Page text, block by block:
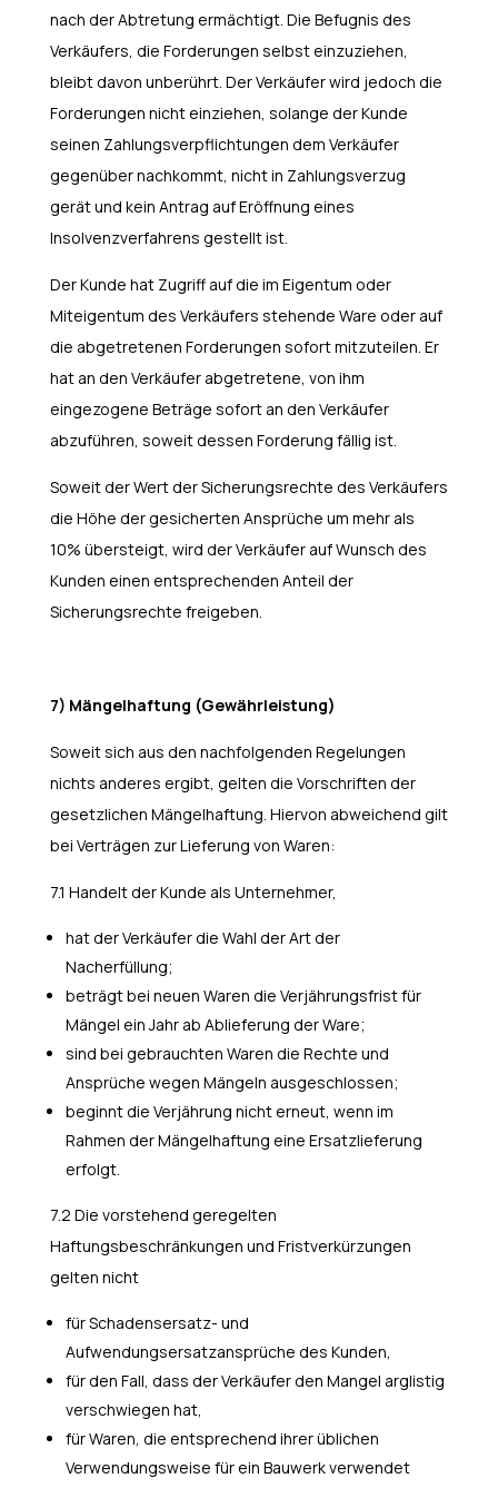
nach der Abtretung ermächtigt. Die Befugnis des
Verkäufers, die Forderungen selbst einzuziehen,
bleibt davon unberührt. Der Verkäufer wird jedoch die
Forderungen nicht einziehen, solange der Kunde
seinen Zahlungsverpflichtungen dem Verkäufer
gegenüber nachkommt, nicht in Zahlungsverzug
gerät und kein Antrag auf Eröffnung eines
Insolvenzverfahrens gestellt ist.
Der Kunde hat Zugriff auf die im Eigentum oder
Miteigentum des Verkäufers stehende Ware oder auf
die abgetretenen Forderungen sofort mitzuteilen. Er
hat an den Verkäufer abgetretene, von ihm
eingezogene Beträge sofort an den Verkäufer
abzuführen, soweit dessen Forderung fällig ist.
Soweit der Wert der Sicherungsrechte des Verkäufers
die Höhe der gesicherten Ansprüche um mehr als
10% übersteigt, wird der Verkäufer auf Wunsch des
Kunden einen entsprechenden Anteil der
Sicherungsrechte freigeben.
7) Mängelhaftung (Gewährleistung)
Soweit sich aus den nachfolgenden Regelungen
nichts anderes ergibt, gelten die Vorschriften der
gesetzlichen Mängelhaftung. Hiervon abweichend gilt
bei Verträgen zur Lieferung von Waren:
7.1 Handelt der Kunde als Unternehmer,
hat der Verkäufer die Wahl der Art der
Nacherfüllung;
beträgt bei neuen Waren die Verjährungsfrist für
Mängel ein Jahr ab Ablieferung der Ware;
sind bei gebrauchten Waren die Rechte und
Ansprüche wegen Mängeln ausgeschlossen;
beginnt die Verjährung nicht erneut, wenn im
Rahmen der Mängelhaftung eine Ersatzlieferung
erfolgt.
7.2 Die vorstehend geregelten
Haftungsbeschränkungen und Fristverkürzungen
gelten nicht
für Schadensersatz- und
Aufwendungsersatzansprüche des Kunden,
für den Fall, dass der Verkäufer den Mangel arglistig
verschwiegen hat,
für Waren, die entsprechend ihrer üblichen
Verwendungsweise für ein Bauwerk verwendet